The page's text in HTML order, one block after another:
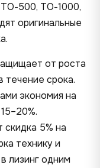
500, ТО-1000,
оригинальные
от роста
течение срока.
экономия на
5% на
технику и
влизингодним